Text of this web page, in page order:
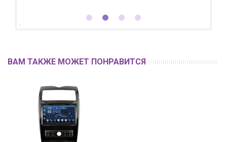
ВАМ ТАКЖЕ МОЖЕТ ПОНРАВИТСЯ